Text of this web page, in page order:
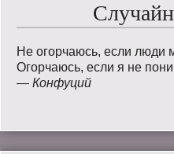
Не огорчаюсь, если
Огорчаюсь, если я не
— Конфуций